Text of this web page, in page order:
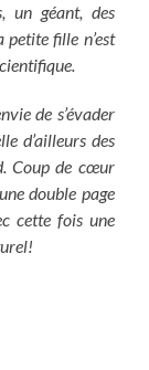
un géant, des
fille n’est
de s’évader
d’ailleurs des
Coup de cœur
double page
cette fois une